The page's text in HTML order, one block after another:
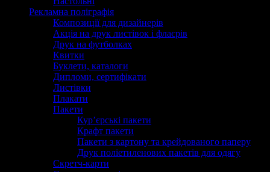
Рекламна поліграфія
Композиції для дизайнерів
Акція на друк листівок і флаєрів
Друк на футболках
Квитки
Буклети, каталоги
Дипломи, сертифікати
Листівки
Плакати
Пакети
Кур’єрські пакети
Крафт пакети
Пакети з картону та крейдованого паперу
Друк поліетиленових пакетів для одягу
Скретч-карти